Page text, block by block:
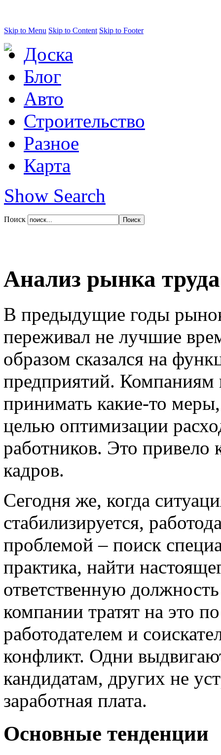
Skip to Menu Skip to Content Skip to Footer
Доска
Блог
Авто
Строительство
Разное
Карта
Show Search
Поиск
Анализ рынка
В предыдущие годы
переживал не лучшие
образом сказался на
предприятий. Компаниям
принимать какие-то
целью оптимизации
работников. Это привело
кадров.
Сегодня же, когда
стабилизируется,
проблемой – поиск
практика, найти
ответственную
компании тратят на это
работодателем и
конфликт. Одни
кандидатам, других не
заработная плата.
Основные тенденции